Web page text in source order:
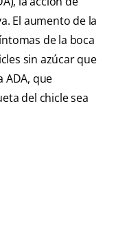
El aumento de la
de la boca
sin azúcar que
ADA, que
del chicle sea